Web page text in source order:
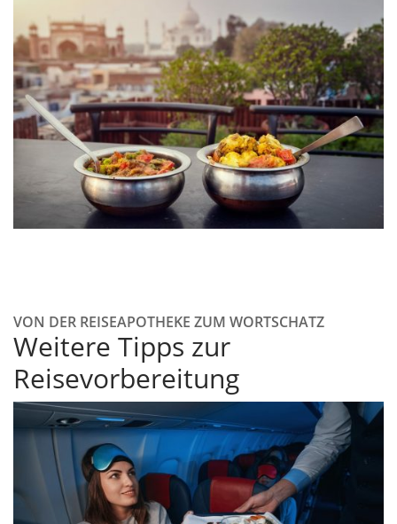
VON DER REISEAPOTHEKE ZUM WORTSCHATZ
Weitere Tipps zur
Reisevorbereitung